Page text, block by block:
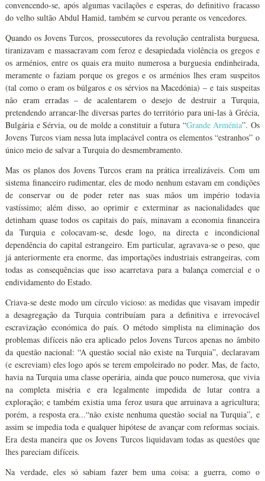
convencendo-se, após algumas vacilações e esperas, do definitivo fracasso
do velho sultão Abdul Hamid, também se curvou perante os vencedores.
Quando os Jovens Turcos, prossecutores da revolução centralista burguesa,
tiranizavam e massacravam com feroz e desapiedada violência os gregos e
os arménios, entre os quais era muito numerosa a burguesia endinheirada,
meramente o faziam porque os gregos e os arménios lhes eram suspeitos
(tal como o eram os búlgaros e os sérvios na Macedónia) – e tais suspeitas
não eram erradas – de acalentarem o desejo de destruir a Turquia,
pretendendo arrancar-lhe diversas partes do território para uni-las à Grécia,
Bulgária e Sérvia, ou de molde a constituir a futura “Grande Arménia”. Os
Jovens Turcos viam nessa luta implacável contra os elementos “estranhos” o
único meio de salvar a Turquia do desmembramento.
Mas os planos dos Jovens Turcos eram na prática irrealizáveis. Com um
sistema financeiro rudimentar, eles de modo nenhum estavam em condições
de conservar ou de poder reter nas suas mãos um império todavia
vastíssimo; além disso, ao oprimir e exterminar as nacionalidades que
detinham quase todos os capitais do país, minavam a economia financeira
da Turquia e colocavam-se, desde logo, na directa e incondicional
dependência do capital estrangeiro. Em particular, agravava-se o peso, que
já anteriormente era enorme, das importações industriais estrangeiras, com
todas as consequências que isso acarretava para a balança comercial e o
endividamento do Estado.
Criava-se deste modo um círculo vicioso: as medidas que visavam impedir
a desagregação da Turquia contribuíam para a definitiva e irrevocável
escravização económica do país. O método simplista na eliminação dos
problemas difíceis não era aplicado pelos Jovens Turcos apenas no âmbito
da questão nacional: “A questão social não existe na Turquia”, declaravam
(e escreviam) eles logo após se terem empoleirado no poder. Mas, de facto,
havia na Turquia uma classe operária, ainda que pouco numerosa, que vivia
na completa miséria e era legalmente impedida de lutar contra a
exploração; e também existia uma feroz usura que arruinava a agricultura;
porém, a resposta era...“não existe nenhuma questão social na Turquia”, e
assim se impedia toda e qualquer hipótese de avançar com reformas sociais.
Era desta maneira que os Jovens Turcos liquidavam todas as questões que
lhes pareciam difíceis.
Na verdade, eles só sabiam fazer bem uma coisa: a guerra, como o